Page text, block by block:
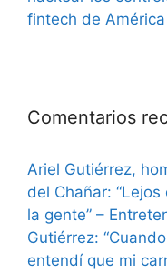
fintech de
Comentarios
Ariel Gutiérrez,
del Chañar:
la gente” –
Gutiérrez:
entendí que mi